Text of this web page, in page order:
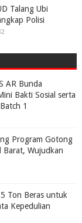
Talang Ubi
Polisi
AR Bunda
Bakti Sosial serta
1
Program Gotong
Wujudkan
Ton Beras untuk
Kepedulian